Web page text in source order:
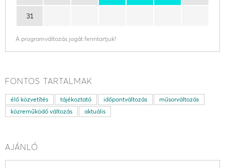
31
A programváltozás jogát fenntartjuk!
FONTOS TARTALMAK
élő közvetítés tájékoztató időpontváltozás
műsorváltozás
közreműködő változás
aktuális
AJÁNLÓ